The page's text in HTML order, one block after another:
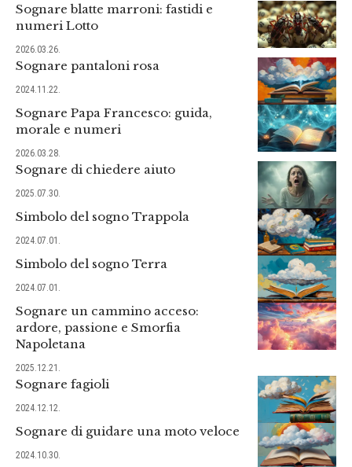
Sognare blatte marroni: fastidi e
numeri Lotto
2026.03.26.
Sognare pantaloni rosa
2024.11.22.
Sognare Papa Francesco: guida,
morale e numeri
2026.03.28.
Sognare di chiedere aiuto
2025.07.30.
Simbolo del sogno Trappola
2024.07.01.
Simbolo del sogno Terra
2024.07.01.
Sognare un cammino acceso:
ardore, passione e Smorfia
Napoletana
2025.12.21.
Sognare fagioli
2024.12.12.
Sognare di guidare una moto veloce
2024.10.30.